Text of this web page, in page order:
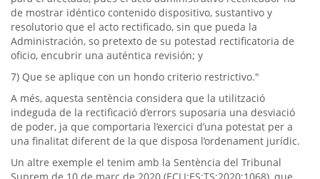
de mostrar idéntico contenido dispositivo, sustantivo y
resolutorio que el acto rectificado, sin que pueda la
Administración, so pretexto de su potestad rectificatoria de
oficio, encubrir una auténtica revisión; y
7) Que se aplique con un hondo criterio restrictivo."
A més, aquesta sentència considera que la utilització
indeguda de la rectificació d’errors suposaria una desviació
de poder, ja que comportaria l’exercici d’una potestat per a
una finalitat diferent de la que disposa l’ordenament jurídic.
Un altre exemple el tenim amb la Sentència del Tribunal